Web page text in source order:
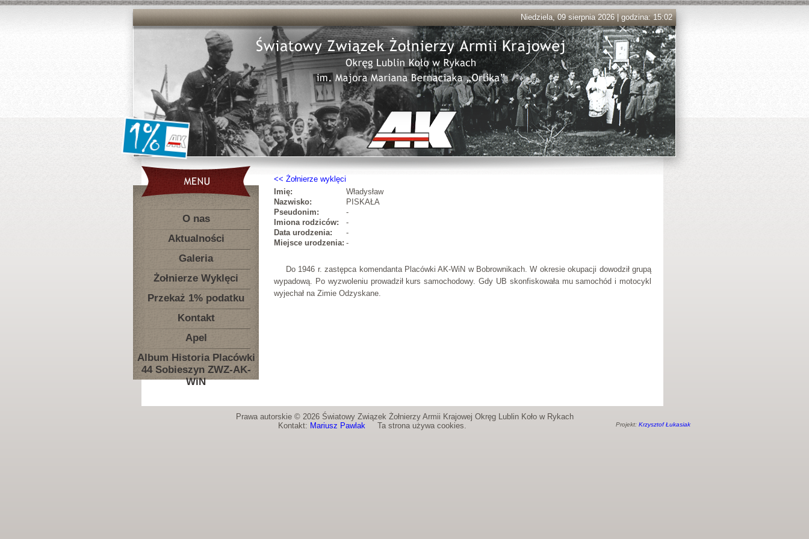
Niedziela, 09 sierpnia 2026 | godzina: 15:02
O nas
Aktualności
Galeria
Żołnierze Wyklęci
Przekaż 1% podatku
Kontakt
Apel
Album Historia Placówki
44 Sobieszyn ZWZ-AK-
WiN
Żołnierze wyklęci
Imię:
Władysław
Nazwisko:
PISKAŁA
Pseudonim:
-
Imiona rodziców:
-
Data urodzenia:
-
Miejsce urodzenia: -
Do 1946 r. zastępca komendanta Placówki AK-WiN w Bobrownikach. W okresie okupacji dowodził grupą
wypadową. Po wyzwoleniu prowadził kurs samochodowy. Gdy UB skonfiskowała mu samochód i motocykl
wyjechał na Zimie Odzyskane.
Prawa autorskie © 2026 Światowy Związek Żołnierzy Armii Krajowej Okręg Lublin Koło w Rykach
Kontakt: Mariusz PawlakTa strona używa cookies. Projekt: Krzysztof Łukasiak